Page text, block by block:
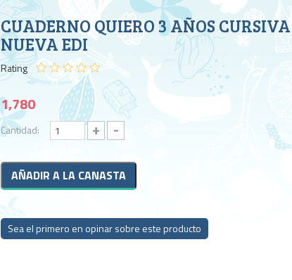
CUADERNO QUIERO 3 AÑOS CURSIVA
NUEVA EDI
Rating
1,780
Cantidad: + -
Sea el primero en opinar sobre este producto